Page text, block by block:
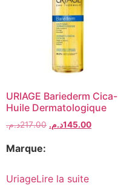
URIAGE Bariederm Cica-
Huile Dermatologique
217.00د.م. 145.00د.م.
Marque:
UriageLire la suite